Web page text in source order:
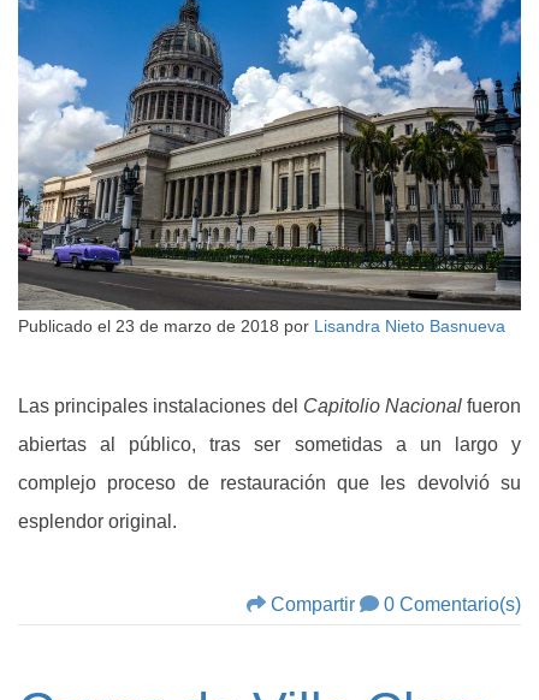
Publicado el 23 de marzo de 2018 por Lisandra Nieto Basnueva
Las principales instalaciones del Capitolio Nacionalfueron
abiertas al público, tras ser sometidas a un largo y
complejo proceso de restauración que les devolvió su
esplendor original.
Compartir 0 Comentario(s)